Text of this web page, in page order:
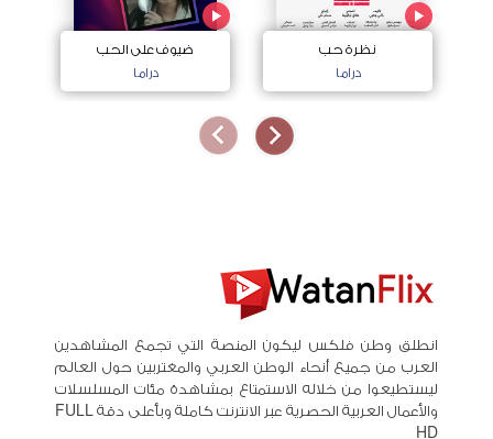
نظرة حب
دراما
ضيوف على الحب
دراما
انطلق وطن فلكس ليكون المنصة التي تجمع المشاهدين
العرب من جميع أنحاء الوطن العربي والمغتربين حول العالم
ليستطيعوا من خلاله الاستمتاع بمشاهدة مئات المسلسلات
والأعمال العربية الحصرية عبر الانترنت كاملة وبأعلى دقة FULL
HD